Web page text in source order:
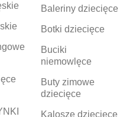
Baleriny dziecięce
Botki dziecięce
Buciki
niemowlęce
Buty zimowe
dziecięce
Kalosze dziecięce